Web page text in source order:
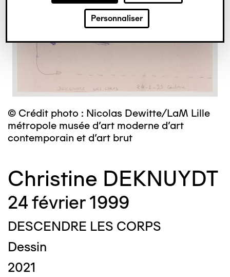
Personnaliser
© Crédit photo : Nicolas Dewitte/LaM Lille
métropole musée d’art moderne d’art
contemporain et d’art brut
Christine DEKNUYDT
24 février 1999
DESCENDRE LES CORPS
Dessin
2021